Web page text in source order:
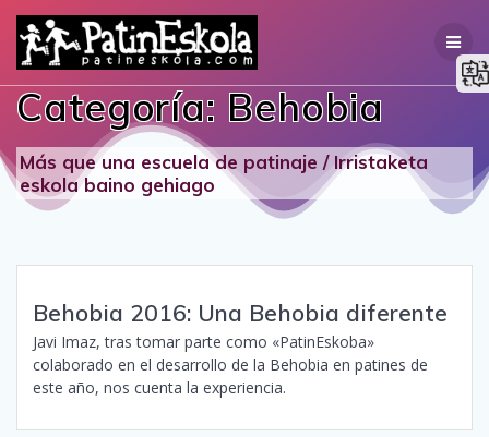
Saltar
contenido
Categoría: Behobia
Más que una escuela de patinaje / Irristaketa
eskola baino gehiago
Behobia 2016: Una Behobia diferente
Javi Imaz, tras tomar parte como «PatinEskoba»
colaborado en el desarrollo de la Behobia en patines de
este año, nos cuenta la experiencia.